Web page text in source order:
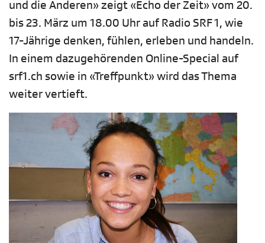
und die Anderen» zeigt «Echo der Zeit» vom 20.
bis 23. März um 18.00 Uhr auf Radio SRF 1, wie
17-Jährige denken, fühlen, erleben und handeln.
In einem dazugehörenden Online-Special auf
srf1.ch sowie in «Treffpunkt» wird das Thema
weiter vertieft.